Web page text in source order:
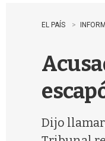
EL PAÍS
Dijo